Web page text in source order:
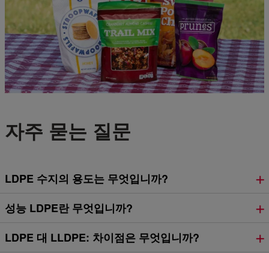
자주 묻는 질문
LDPE 수지의 용도는 무엇입니까?
성능 LDPE란 무엇입니까?
LDPE 대 LLDPE: 차이점은 무엇입니까?